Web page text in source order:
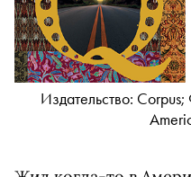
Издательство: